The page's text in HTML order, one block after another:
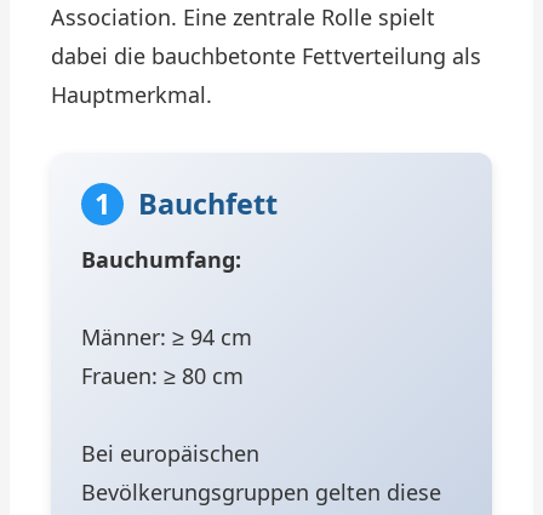
Association. Eine zentrale Rolle spielt
dabei die bauchbetonte Fettverteilung als
Hauptmerkmal.
1 Bauchfett
Bauchumfang:
Männer: ≥ 94 cm
Frauen: ≥ 80 cm
Bei europäischen
Bevölkerungsgruppen gelten diese